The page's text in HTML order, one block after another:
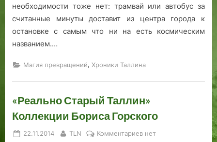
необходимости тоже нет: трамвай или автобус за
считанные минуты доставит из центра города к
остановке с самым что ни на есть космическим
названием.…
Магия превращений, Хроники Таллина
«Реально Старый Таллин»
Коллекции Бориса Горского
Posted
22.11.2014 By
TLN Комментариевкнет